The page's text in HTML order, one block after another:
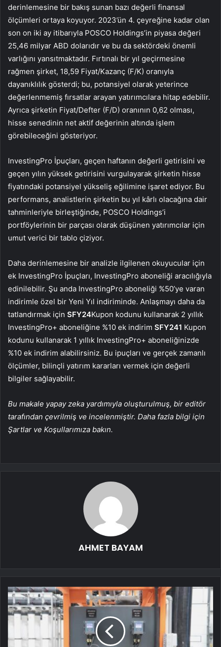
derinlemesine bir bakış sunan bazı değerli finansal
ölçümleri ortaya koyuyor. 2023’ün 4. çeyreğine kadar olan
son on iki ay itibarıyla POSCO Holdings’in piyasa değeri
25,46 milyar ABD dolarıdır ve bu da sektördeki önemli
varlığını yansıtmaktadır. Fırtınalı bir yıl geçirmesine
rağmen şirket, 18,59 Fiyat/Kazanç (F/K) oranıyla
dayanıklılık gösterdi; bu, potansiyel olarak yeterince
değerlenmemiş fırsatlar arayan yatırımcılara hitap edebilir.
Ayrıca şirketin Fiyat/Defter (F/D) oranının 0,62 olması,
hisse senedinin net aktif değerinin altında işlem
görebileceğini gösteriyor.
InvestingPro İpuçları, geçen haftanın değerli getirisini ve
geçen yılın yüksek getirisini vurgulayarak şirketin hisse
fiyatındaki potansiyel yükseliş eğilimine işaret ediyor. Bu
performans, analistlerin şirketin bu yıl kârlı olacağına dair
tahminleriyle birleştiğinde, POSCO Holdings’i
portföylerinin bir parçası olarak düşünen yatırımcılar için
umut verici bir tablo çiziyor.
Daha derinlemesine bir analizle ilgilenen okuyucular için
ek InvestingPro İpuçları, InvestingPro aboneliği aracılığıyla
edinilebilir. Şu anda InvestingPro aboneliği %50’ye varan
indirimle özel bir Yeni Yıl indiriminde. Anlaşmayı daha da
tatlandırmak için SFY24Kupon kodunu kullanarak 2 yıllık
InvestingPro+ aboneliğine %10 ek indirim SFY241 Kupon
kodunu kullanarak 1 yıllık InvestingPro+ aboneliğinizde
%10 ek indirim alabilirsiniz. Bu ipuçları ve gerçek zamanlı
ölçümler, bilinçli yatırım kararları vermek için değerli
bilgiler sağlayabilir.
Bu makale yapay zeka yardımıyla oluşturulmuş, bir editör
tarafından çevrilmiş ve incelenmiştir. Daha fazla bilgi için
Şartlar ve Koşullarımıza bakın.
AHMET BAYAM